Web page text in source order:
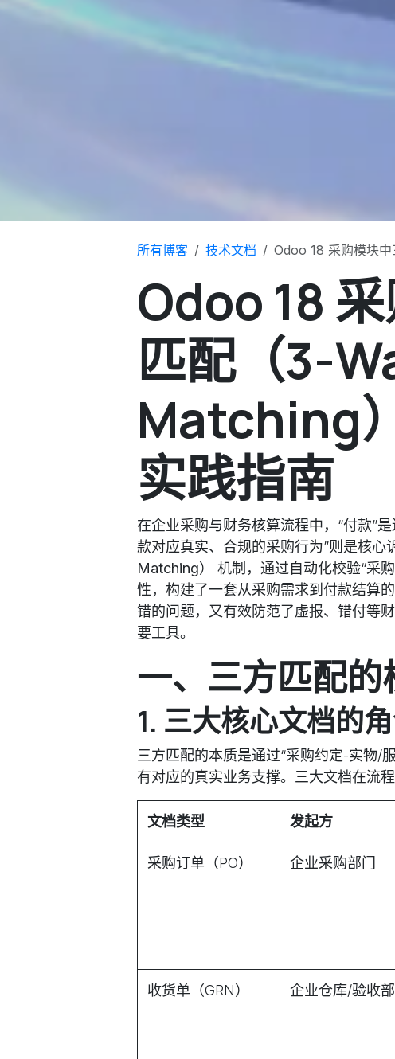
所有博客 技术文档 Odoo 18 采购模块
Odoo 18
匹配（3-
Matching
实践指南
在企业采购与财务核算流程中，“付款”
款对应真实、合规的采购行为”则是核心
Matching）
机制，通过自动化校验“采
性，构建了一套从采购需求到付款结算
错的问题，又有效防范了虚报、错付等
要工具。
一、三方匹配
1. 三大核心文档的
三方匹配的本质是通过“采购约定-实物/
有对应的真实业务支撑。三大文档在流
文档类型 发起方
采购订单（PO） 企业采购部门
收货单（GRN） 企业仓库/验收